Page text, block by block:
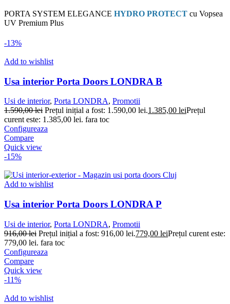
PORTA SYSTEM ELEGANCE HYDRO PROTECT cu Vopsea
UV Premium Plus
-13%
Add to wishlist
Usa interior Porta Doors LONDRA B
Usi de interior, Porta LONDRA, Promotii
1.590,00lei Prețul inițial a fost: 1.590,00 lei.1.385,00 leiPrețul
curent este: 1.385,00 lei. fara toc
Configureaza
Compare
Quick view
-15%
Add to wishlist
Usa interior Porta Doors LONDRA P
Usi de interior, Porta LONDRA, Promotii
916,00lei Prețul inițial a fost: 916,00 lei.779,00 leiPrețul curent este:
779,00 lei. fara toc
Configureaza
Compare
Quick view
-11%
Add to wishlist